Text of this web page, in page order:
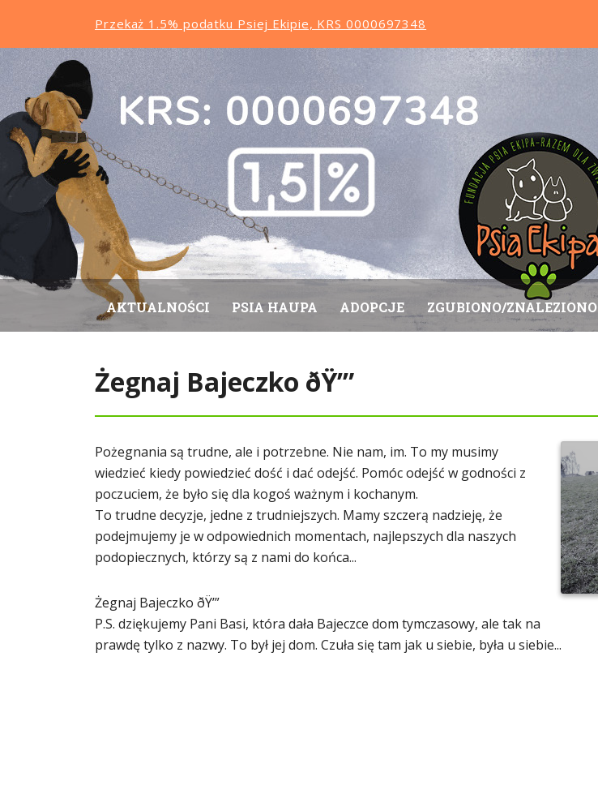
Przekaż 1.5% podatku Psiej Ekipie, KRS 0000697348
AKTUALNOŚCI PSIA HAUPA ADOPCJE ZGUBIONO/ZNALEZIONO
Żegnaj Bajeczko ðŸ’”
Pożegnania są trudne, ale i potrzebne. Nie nam, im. To my musimy
wiedzieć kiedy powiedzieć dość i dać odejść. Pomóc odejść w godności z
poczuciem, że było się dla kogoś ważnym i kochanym.
To trudne decyzje, jedne z trudniejszych. Mamy szczerą nadzieję, że
podejmujemy je w odpowiednich momentach, najlepszych dla naszych
podopiecznych, którzy są z nami do końca...
Żegnaj Bajeczko ðŸ’”
P.S. dziękujemy Pani Basi, która dała Bajeczce dom tymczasowy, ale tak na
prawdę tylko z nazwy. To był jej dom. Czuła się tam jak u siebie, była u siebie...